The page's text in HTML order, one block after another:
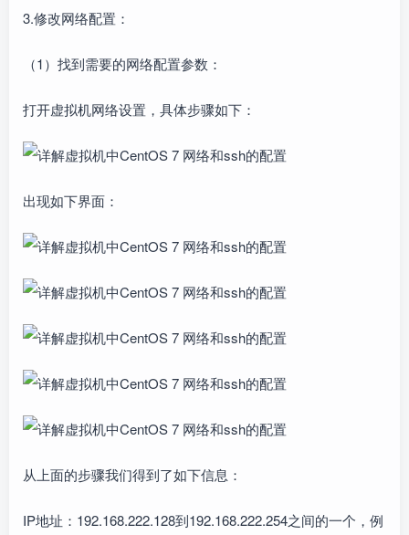
3.修改网络配置：
（1）找到需要的网络配置参数：
打开虚拟机网络设置，具体步骤如下：
出现如下界面：
从上面的步骤我们得到了如下信息：
IP地址：192.168.222.128到192.168.222.254之间的一个，例